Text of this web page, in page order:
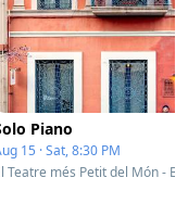
Piano
15 · Sat, 8:30 PM